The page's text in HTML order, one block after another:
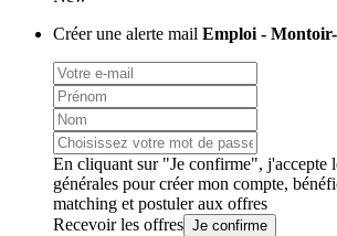
Créer une alerte mail Emploi -
En cliquant sur "Je confirme", j'accepte
générales pour créer mon compte,
matching et postuler aux offres
Recevoir les offres Je confirme